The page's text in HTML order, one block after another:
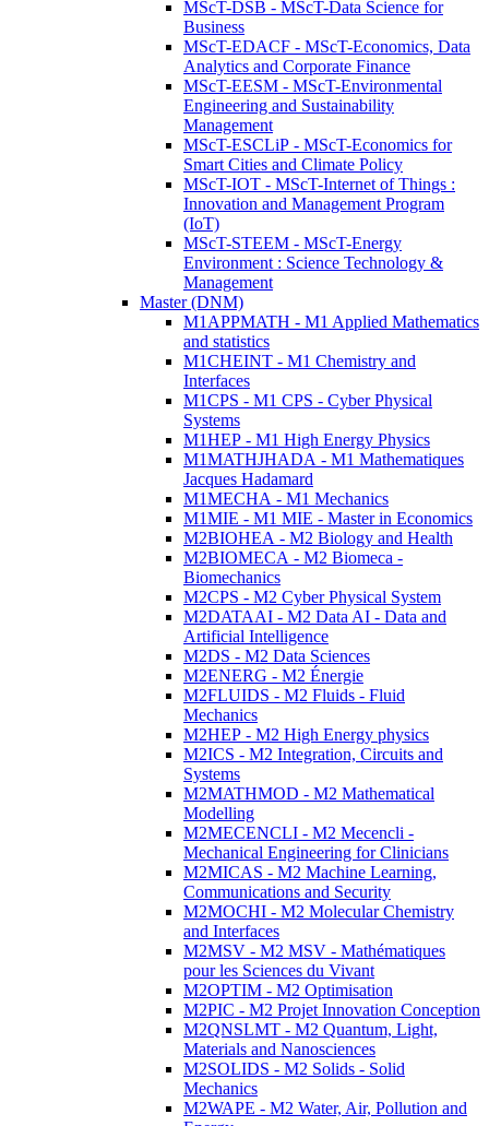
MScT-DSB - MScT-Data Science for
Business
MScT-EDACF - MScT-Economics, Data
Analytics and Corporate Finance
MScT-EESM - MScT-Environmental
Engineering and Sustainability
Management
MScT-ESCLiP - MScT-Economics for
Smart Cities and Climate Policy
MScT-IOT - MScT-Internet of Things :
Innovation and Management Program
(IoT)
MScT-STEEM - MScT-Energy
Environment : Science Technology &
Management
Master (DNM)
M1APPMATH - M1 Applied Mathematics
and statistics
M1CHEINT - M1 Chemistry and
Interfaces
M1CPS - M1 CPS - Cyber Physical
Systems
M1HEP - M1 High Energy Physics
M1MATHJHADA - M1 Mathematiques
Jacques Hadamard
M1MECHA - M1 Mechanics
M1MIE - M1 MIE - Master in Economics
M2BIOHEA - M2 Biology and Health
M2BIOMECA - M2 Biomeca -
Biomechanics
M2CPS - M2 Cyber Physical System
M2DATAAI - M2 Data AI - Data and
Artificial Intelligence
M2DS - M2 Data Sciences
M2ENERG - M2 Énergie
M2FLUIDS - M2 Fluids - Fluid
Mechanics
M2HEP - M2 High Energy physics
M2ICS - M2 Integration, Circuits and
Systems
M2MATHMOD - M2 Mathematical
Modelling
M2MECENCLI - M2 Mecencli -
Mechanical Engineering for Clinicians
M2MICAS - M2 Machine Learning,
Communications and Security
M2MOCHI - M2 Molecular Chemistry
and Interfaces
M2MSV - M2 MSV - Mathématiques
pour les Sciences du Vivant
M2OPTIM - M2 Optimisation
M2PIC - M2 Projet Innovation Conception
M2QNSLMT - M2 Quantum, Light,
Materials and Nanosciences
M2SOLIDS - M2 Solids - Solid
Mechanics
M2WAPE - M2 Water, Air, Pollution and